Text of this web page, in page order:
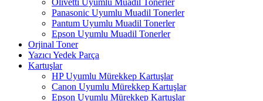
Olivetti Uyumlu Muadil Tonerler
Panasonic Uyumlu Muadil Tonerler
Pantum Uyumlu Muadil Tonerler
Epson Uyumlu Muadil Tonerler
Orjinal Toner
Yazıcı Yedek Parça
Kartuşlar
HP Uyumlu Mürekkep Kartuşlar
Canon Uyumlu Mürekkep Kartuşlar
Epson Uyumlu Mürekkep Kartuşlar